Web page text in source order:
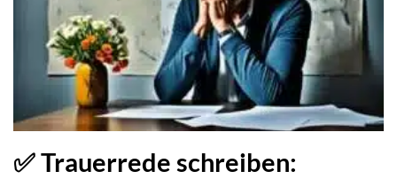
✅ Trauerrede schreiben: